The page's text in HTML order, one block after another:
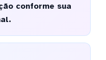
conforme sua